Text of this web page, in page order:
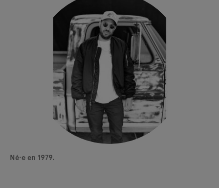
Né·e en 1979.